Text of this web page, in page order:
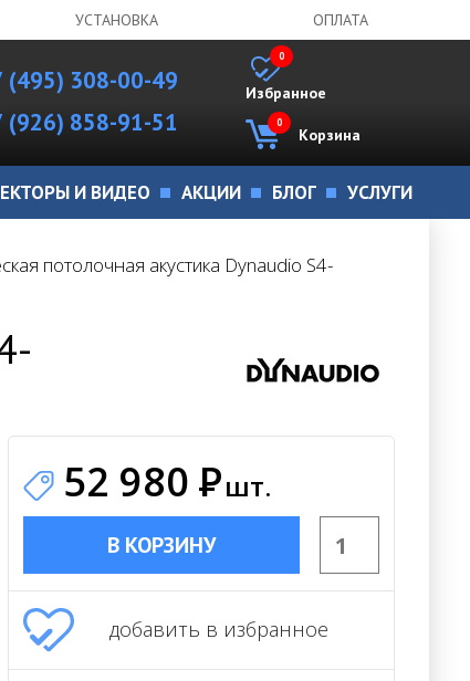
УСТАНОВКА ОПЛАТА
(495) 308-00-49
(926) 858-91-51
Избранное
0
Корзина
0
И ВИДЕО АКЦИИ БЛОГ УСЛУГИ
потолочная акустика Dynaudio S4-
52 980 Ршт.
В КОРЗИНУ
добавить в избранное